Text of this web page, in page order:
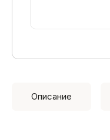
Описание